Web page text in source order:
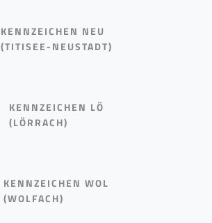
KENNZEICHEN NEU
(TITISEE-NEUSTADT)
KENNZEICHEN LÖ
(LÖRRACH)
KENNZEICHEN WOL
(WOLFACH)